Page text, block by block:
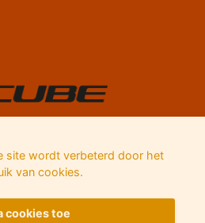
site wordt verbeterd door het
van cookies.
cookies toe